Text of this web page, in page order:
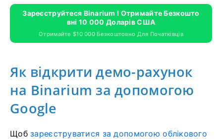
Зареєструйтеся Binarium І Отримайте Безкошто
Вні 10 000 Доларів США
Отримайте $10 000 Безкоштовно Для Початківців
Як відкрити демо-рахунок
на Binarium за допомогою
Google
Щобзареєструватися за допомогою облікового